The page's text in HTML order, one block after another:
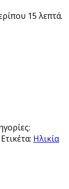
15 λεπτά.
Ετικέτα: Ηλικία